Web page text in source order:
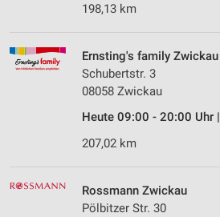
198,13 km
Ernsting's family Zwickau
Schubertstr. 3
08058 Zwickau
Heute 09:00 - 20:00 Uhr |
207,02 km
Rossmann Zwickau
Pölbitzer Str. 30